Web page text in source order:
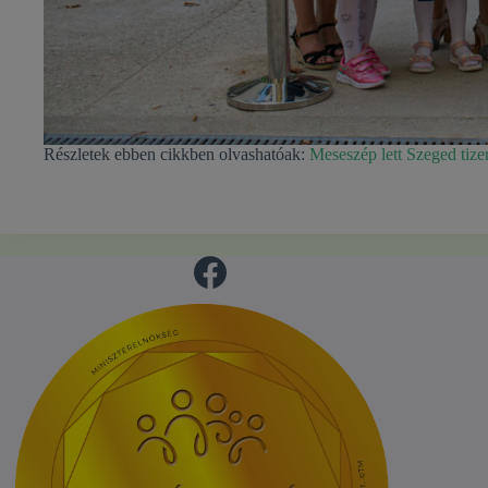
Részletek ebben cikkben olvashatóak: Meseszép lett Szeged